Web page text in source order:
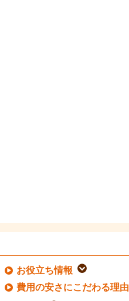
お役立ち情報
費用の安さにこだわる理由